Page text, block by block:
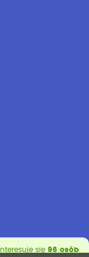
się 96 osób